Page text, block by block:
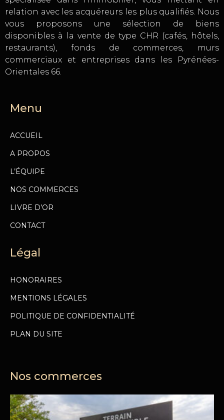
relation avec les acquéreurs les plus qualifiés. Nous
vous proposons une sélection de biens
disponibles à la vente de type CHR (cafés, hôtels,
restaurants), fonds de commerces, murs
commerciaux et entreprises dans les Pyrénées-
Orientales 66.
Menu
ACCUEIL
A PROPOS
L’ÉQUIPE
NOS COMMERCES
LIVRE D’OR
CONTACT
Légal
HONORAIRES
MENTIONS LÉGALES
POLITIQUE DE CONFIDENTIALITÉ
PLAN DU SITE
Nos commerces